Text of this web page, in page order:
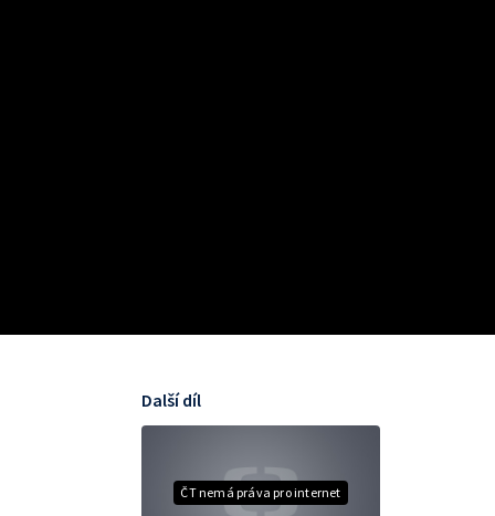
ČT nemá práva pro internet
Další díl